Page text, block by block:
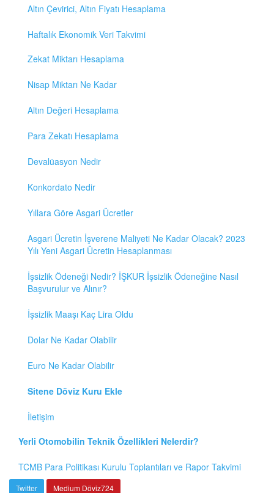
Altın Çevirici, Altın Fiyatı Hesaplama
Haftalık Ekonomik Veri Takvimi
Zekat Miktarı Hesaplama
Nisap Miktarı Ne Kadar
Altın Değeri Hesaplama
Para Zekatı Hesaplama
Devalüasyon Nedir
Konkordato Nedir
Yıllara Göre Asgari Ücretler
Asgari Ücretin İşverene Maliyeti Ne Kadar Olacak? 2023
Yılı Yeni Asgari Ücretin Hesaplanması
İşsizlik Ödeneği Nedir? İŞKUR İşsizlik Ödeneğine Nasıl
Başvurulur ve Alınır?
İşsizlik Maaşı Kaç Lira Oldu
Dolar Ne Kadar Olabilir
Euro Ne Kadar Olabilir
Sitene Döviz Kuru Ekle
İletişim
Yerli Otomobilin Teknik Özellikleri Nelerdir?
TCMB Para Politikası Kurulu Toplantıları ve Rapor Takvimi
Twitter Medium Döviz724